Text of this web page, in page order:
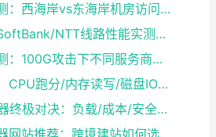
美国服务器深度评测：西海岸vs东海岸机房访问速度对比，哪个更适合你？
日本服务器评测：SoftBank/NTT线路性能实测与选型建议
高防服务器真实评测：100G攻击下不同服务商防护效果对比
云服务器性能评测：CPU跑分/内存读写/磁盘IO实测数据
别物理机vs云服务器终极对决：负载/成本/安全三维拆解，选型就看这一篇